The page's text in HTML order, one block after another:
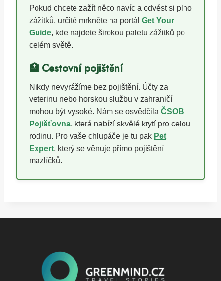
Pokud chcete zažít něco navíc a odvést si plno
zážitků, určitě mrkněte na portál Get Your
Guide, kde najdete širokou paletu zážitků po
celém světě.
🏥 Cestovní pojištění
Nikdy nevyrážíme bez pojištění. Účty za
veterinu nebo horskou službu v zahraničí
mohou být vysoké. Nám se osvědčila ČSOB
Pojišťovna, která nabízí skvělé krytí pro celou
rodinu. Pro vaše chlupáče je tu pak Pet
Expert, který se věnuje přímo pojištění
mazlíčků.